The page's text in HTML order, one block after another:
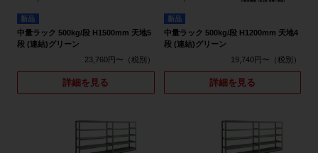
新品
中量ラック 500kg/段 H1500mm 天地5
段 (連結)グリーン
23,760円〜
詳細を見る
新品
中量ラック 500kg/段 H1200mm 天地4
段 (連結)グリーン
19,740円〜
詳細を見る